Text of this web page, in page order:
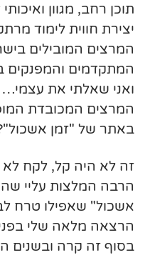
תוכן רחב, מגוון
יצירת חווית לימוד
המרצים המובילים
המתקדמים והמפנקים
ואני שאלתי את עצמי…
המרצים המכובדת
באתר של "זמן
זה לא היה קל, לקח
הרבה המלצות עליי
אשכול" שאפילו טרח
הרצאה מלאה שלי
בסוף זה קרה ובשנים